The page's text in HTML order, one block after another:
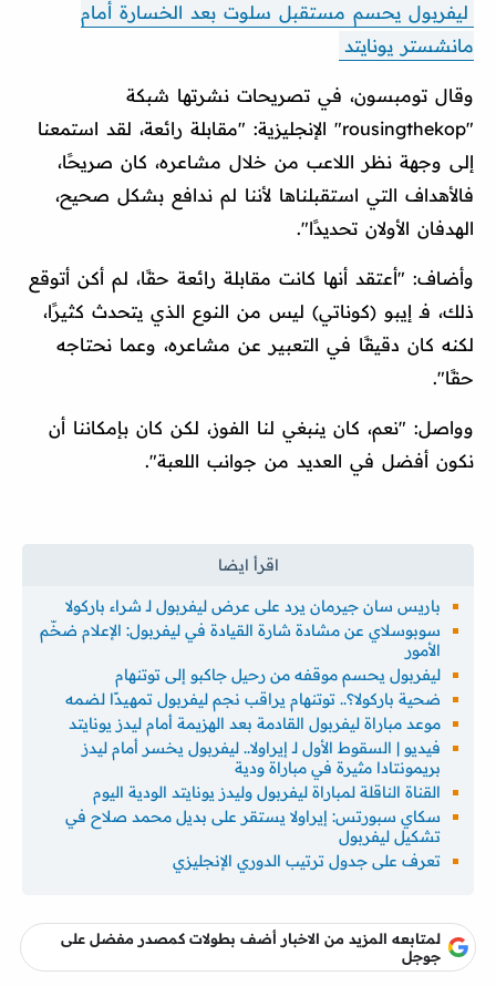
ليفربول يحسم مستقبل سلوت بعد الخسارة أمام
مانشستر يونايتد
وقال تومبسون، في تصريحات نشرتها شبكة
"rousingthekop" الإنجليزية: "مقابلة رائعة، لقد استمعنا
إلى وجهة نظر اللاعب من خلال مشاعره، كان صريحًا،
فالأهداف التي استقبلناها لأننا لم ندافع بشكل صحيح،
الهدفان الأولان تحديدًا".
وأضاف: "أعتقد أنها كانت مقابلة رائعة حقًا، لم أكن أتوقع
ذلك، فـ إيبو (كوناتي) ليس من النوع الذي يتحدث كثيرًا،
لكنه كان دقيقًا في التعبير عن مشاعره، وعما نحتاجه
حقًا".
وواصل: "نعم، كان ينبغي لنا الفوز، لكن كان بإمكاننا أن
نكون أفضل في العديد من جوانب اللعبة".
باريس سان جيرمان يرد على عرض ليفربول لـ شراء باركولا
سوبوسلاي عن مشادة شارة القيادة في ليفربول: الإعلام ضخّم
الأمور
ليفربول يحسم موقفه من رحيل جاكبو إلى توتنهام
ضحية باركولا؟.. توتنهام يراقب نجم ليفربول تمهيدًا لضمه
موعد مباراة ليفربول القادمة بعد الهزيمة أمام ليدز يونايتد
فيديو | السقوط الأول لـ إيراولا.. ليفربول يخسر أمام ليدز
بريمونتادا مثيرة في مباراة ودية
القناة الناقلة لمباراة ليفربول وليدز يونايتد الودية اليوم
سكاي سبورتس: إيراولا يستقر على بديل محمد صلاح في
تشكيل ليفربول
تعرف على جدول ترتيب الدوري الإنجليزي
لمتابعه المزيد من الاخبار أضف بطولات كمصدر مفضل على
جوجل